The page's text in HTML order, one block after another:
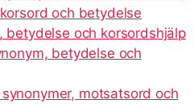
och betydelse
betydelse och korsordshjälp
betydelse och
motsatsord och